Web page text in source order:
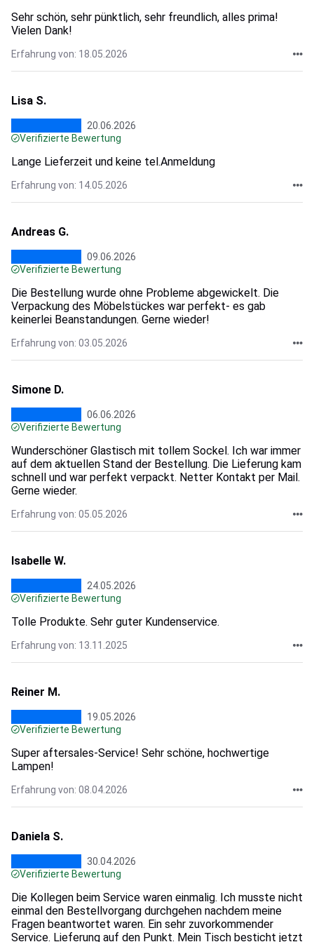
Sehr schön, sehr pünktlich, sehr freundlich, alles prima!
Vielen Dank!
Erfahrung von: 18.05.2026
Lisa S.
20.06.2026
Verifizierte Bewertung
Lange Lieferzeit und keine tel.Anmeldung
Erfahrung von: 14.05.2026
Andreas G.
09.06.2026
Verifizierte Bewertung
Die Bestellung wurde ohne Probleme abgewickelt. Die
Verpackung des Möbelstückes war perfekt- es gab
keinerlei Beanstandungen. Gerne wieder!
Erfahrung von: 03.05.2026
Simone D.
06.06.2026
Verifizierte Bewertung
Wunderschöner Glastisch mit tollem Sockel. Ich war immer
auf dem aktuellen Stand der Bestellung. Die Lieferung kam
schnell und war perfekt verpackt. Netter Kontakt per Mail.
Gerne wieder.
Erfahrung von: 05.05.2026
Isabelle W.
24.05.2026
Verifizierte Bewertung
Tolle Produkte. Sehr guter Kundenservice.
Erfahrung von: 13.11.2025
Reiner M.
19.05.2026
Verifizierte Bewertung
Super aftersales-Service! Sehr schöne, hochwertige
Lampen!
Erfahrung von: 08.04.2026
Daniela S.
30.04.2026
Verifizierte Bewertung
Die Kollegen beim Service waren einmalig. Ich musste nicht
einmal den Bestellvorgang durchgehen nachdem meine
Fragen beantwortet waren. Ein sehr zuvorkommender
Service. Lieferung auf den Punkt. Mein Tisch besticht jetzt